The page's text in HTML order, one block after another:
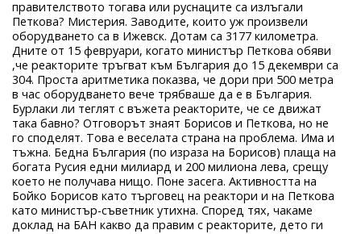
правителството тогава или руснаците са излъгали
Петкова? Мистерия. Заводите, които уж произвели
оборудването са в Ижевск. Дотам са 3177 километра.
Дните от 15 февруари, когато министър Петкова обяви
,че реакторите тръгват към България до 15 декември са
304. Проста аритметика показва, че дори при 500 метра
в час оборудването вече трябваше да е в България.
Бурлаки ли теглят с въжета реакторите, че се движат
така бавно? Отговорът знаят Борисов и Петкова, но не
го споделят. Това е веселата страна на проблема. Има и
тъжна. Бедна България (по израза на Борисов) плаща на
богата Русия едни милиард и 200 милиона лева, срещу
което не получава нищо. Поне засега. Активността на
Бойко Борисов като търговец на реактори и на Петкова
като министър-съветник утихна. Според тях, чакаме
доклад на БАН какво да правим с реакторите, дето ги